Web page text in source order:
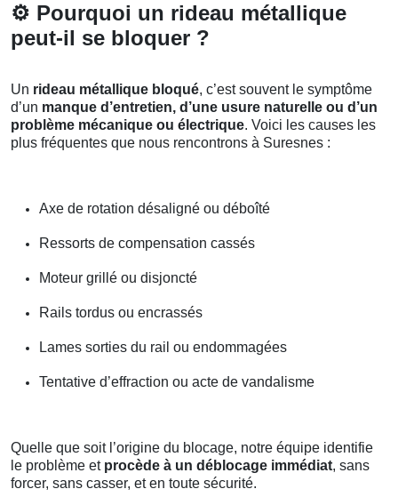
⚙️ Pourquoi un rideau métallique
peut-il se bloquer ?
Un rideau métallique bloqué, c’est souvent le symptôme
d’un manque d’entretien, d’une usure naturelle ou d’un
problème mécanique ou électrique. Voici les causes les
plus fréquentes que nous rencontrons à Suresnes :
Axe de rotation désaligné ou déboîté
Ressorts de compensation cassés
Moteur grillé ou disjoncté
Rails tordus ou encrassés
Lames sorties du rail ou endommagées
Tentative d’effraction ou acte de vandalisme
Quelle que soit l’origine du blocage, notre équipe identifie
le problème et procède à un déblocage immédiat, sans
forcer, sans casser, et en toute sécurité.